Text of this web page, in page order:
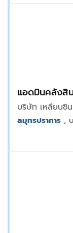
แอดมินคลังสิ
บริษัท เหลียนซิ
สมุทรปราการ ,